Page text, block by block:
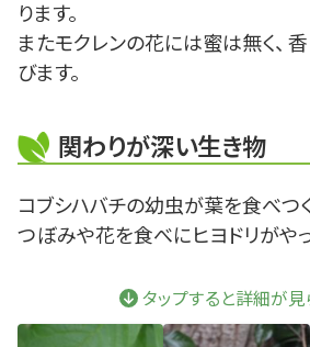
ります。
またモクレンの花には蜜は無く、
びます。
関わりが深い生き物
コブシハバチの幼虫が葉を食べつ
つぼみや花を食べにヒヨドリがやっ
タップすると詳細が見